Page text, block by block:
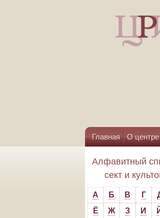
Главная О центре
Помощь центру
Алфавитный
сект и
А Б В Г
Ё
Ж З И